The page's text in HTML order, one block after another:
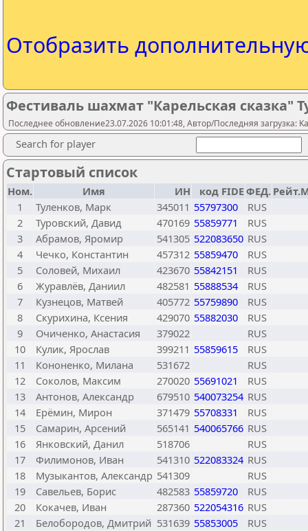
Отобразить
Фестиваль шахмат "Карельская сказка"
Последнее обновление23.07.2026 10:01:48, Автор/Последняя загрузка:
Search for player
Стартовый список
Ном. Имя ИН код FIDEФЕД.
1
Туленков, Марк 345011 55797300
RUS
2
Туровский, Давид 470169 55859771
RUS
3
Абрамов, Яромир 541305 522083650 RUS
4
Чечко, Константин 457312 55859470
RUS
5
Соловей, Михаил 423670 55842151
RUS
6
Журавлёв, Даниил 482581 55888534
RUS
7
Кузнецов, Матвей 405772 55759890
RUS
8
Скурихина, Ксения 429070 55882030
RUS
9
Очиченко, Анастасия 379022
RUS
10
Кулик, Ярослав 399211 55859615
RUS
11
Кононенко, Милана 531672
RUS
12
Соколов, Максим 270020 55691021
RUS
13
Антонов, Александр 679510 540073254 RUS
14
Ерёмин, Мирон 371479 55708331
RUS
15
Самарин, Арсений 565141 540065766 RUS
16
Янковский, Данил 518706
RUS
17
Филимонов, Иван 541310 522083324 RUS
18
Музыкантов, Александр 541309
RUS
19
Савельев, Борис 482583 55859720
RUS
20
Кокачев, Иван 287360 522054316 RUS
21
Белобородов, Дмитрий 531639 55853005
RUS